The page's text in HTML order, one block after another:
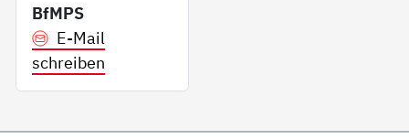
BfMPS
E-Mail
schreiben